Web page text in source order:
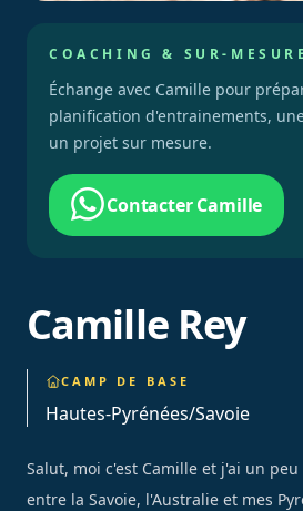
Camille Rey
CAMP DE BASE
Hautes-Pyrénées/Savoie
Salut, moi c'est Camille et j'ai un peu
entre la Savoie, l'Australie et mes
COACHING & SUR-MESURE
Échange avec Camille pour
planification d'entrainements,
un projet sur mesure.
Contacter Camille